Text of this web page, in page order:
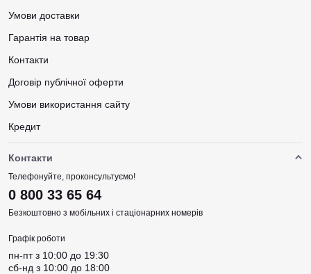
Умови доставки
Гарантія на товар
Контакти
Договір публічної оферти
Умови використання сайту
Кредит
Контакти
Телефонуйте, проконсультуємо!
0 800 33 65 64
Безкоштовно з мобільних і стаціонарних номерів
Графік роботи
пн-пт з 10:00 до 19:30
сб-нд з 10:00 до 18:00